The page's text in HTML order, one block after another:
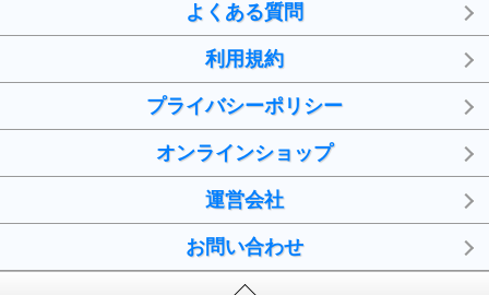
よくある質問
利用規約
プライバシーポリシー
オンラインショップ
運営会社
お問い合わせ